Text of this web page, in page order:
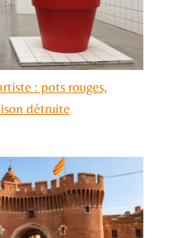
: pots rouges,
détruite